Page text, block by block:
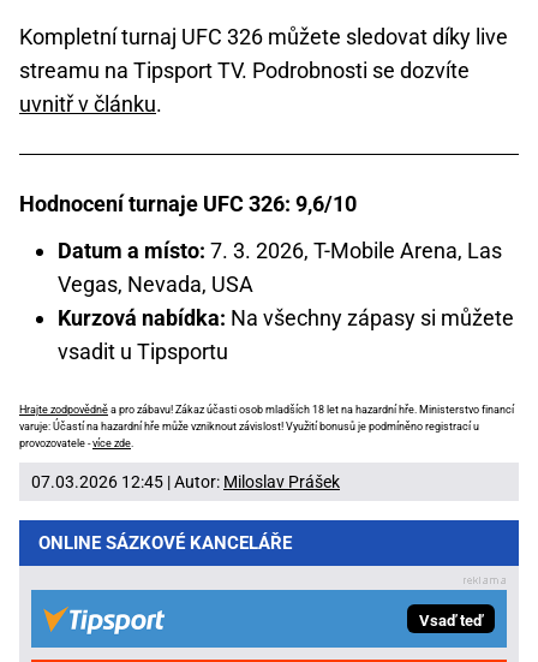
Kompletní turnaj UFC 326 můžete sledovat díky live
streamu na Tipsport TV. Podrobnosti se dozvíte
uvnitř v článku.
Hodnocení turnaje UFC 326: 9,6/10
Datum a místo: 7. 3. 2026, T-Mobile Arena, Las
Vegas, Nevada, USA
Kurzová nabídka: Na všechny zápasy si můžete
vsadit u Tipsportu
Hrajte zodpovědně a pro zábavu! Zákaz účasti osob mladších 18 let na hazardní hře. Ministerstvo financí
varuje: Účastí na hazardní hře může vzniknout závislost! Využití bonusů je podmíněno registrací u
provozovatele -více zde.
07.03.2026 12:45 | Autor: Miloslav Prášek
ONLINE SÁZKOVÉ KANCELÁŘE
Vsaď teď